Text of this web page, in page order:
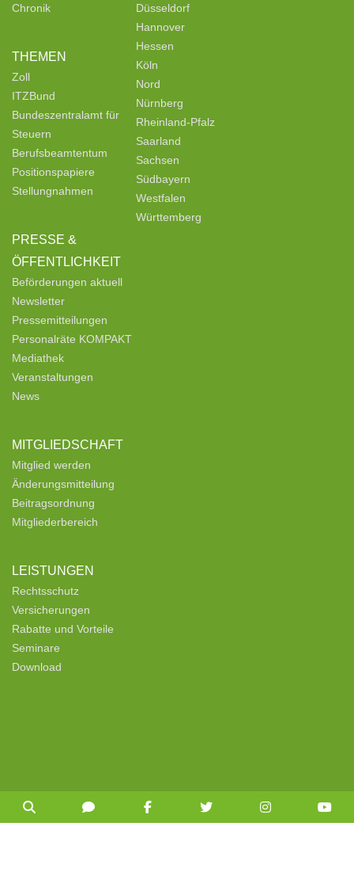
Chronik
THEMEN
Zoll
ITZBund
Bundeszentralamt für
Steuern
Berufsbeamtentum
Positionspapiere
Stellungnahmen
PRESSE &
ÖFFENTLICHKEIT
Beförderungen aktuell
Newsletter
Pressemitteilungen
Personalräte KOMPAKT
Mediathek
Veranstaltungen
News
MITGLIEDSCHAFT
Mitglied werden
Änderungsmitteilung
Beitragsordnung
Mitgliederbereich
LEISTUNGEN
Rechtsschutz
Versicherungen
Rabatte und Vorteile
Seminare
Download
Düsseldorf
Hannover
Hessen
Köln
Nord
Nürnberg
Rheinland-Pfalz
Saarland
Sachsen
Südbayern
Westfalen
Württemberg